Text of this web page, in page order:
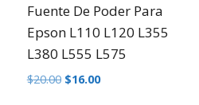
Fuente De Poder Para
Epson L110 L120 L355
L380 L555 L575
$20.00 $16.00